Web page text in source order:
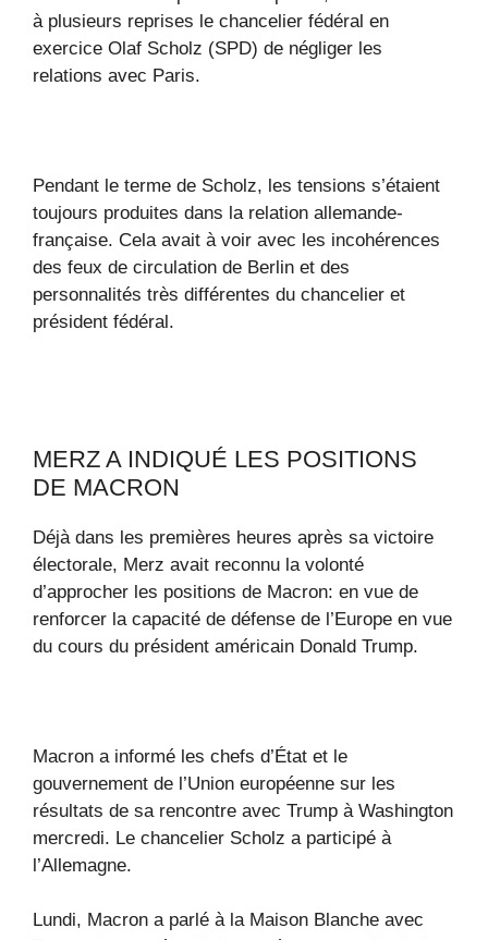
à plusieurs reprises le chancelier fédéral en
exercice Olaf Scholz (SPD) de négliger les
relations avec Paris.
Pendant le terme de Scholz, les tensions s’étaient
toujours produites dans la relation allemande-
française. Cela avait à voir avec les incohérences
des feux de circulation de Berlin et des
personnalités très différentes du chancelier et
président fédéral.
MERZ A INDIQUÉ LES POSITIONS
DE MACRON
Déjà dans les premières heures après sa victoire
électorale, Merz avait reconnu la volonté
d’approcher les positions de Macron: en vue de
renforcer la capacité de défense de l’Europe en vue
du cours du président américain Donald Trump.
Macron a informé les chefs d’État et le
gouvernement de l’Union européenne sur les
résultats de sa rencontre avec Trump à Washington
mercredi. Le chancelier Scholz a participé à
l’Allemagne.
Lundi, Macron a parlé à la Maison Blanche avec